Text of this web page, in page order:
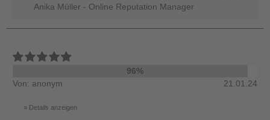
Anika Müller - Online Reputation Manager
96%
Von: anonym
21.01.24
Details anzeigen